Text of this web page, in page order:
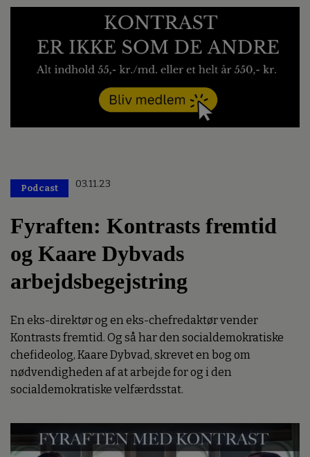
Podcast 03.11.23
Fyraften: Kontrasts fremtid
og Kaare Dybvads
arbejdsbegejstring
En eks-direktør og en eks-chefredaktør vender
Kontrasts fremtid. Og så har den socialdemokratiske
chefideolog, Kaare Dybvad, skrevet en bog om
nødvendigheden af at arbejde for og i den
socialdemokratiske velfærdsstat.